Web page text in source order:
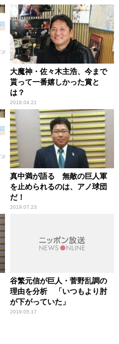
大魔神・佐々木主浩、今まで
貰って一番嬉しかった賞と
は？
2018.04.21
真中満が語る 無敵の巨人軍
を止められるのは、アノ球団
だ！
2019.07.23
谷繁元信が巨人・菅野乱調の
理由を分析 「いつもより肘
が下がっていた」
2019.05.17